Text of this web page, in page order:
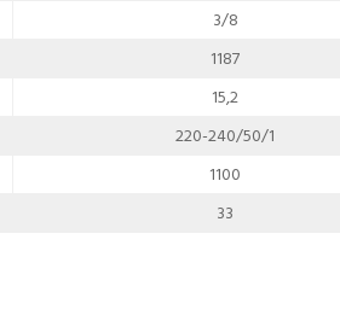
3/8
1187
15,2
220-240/50/1
1100
33